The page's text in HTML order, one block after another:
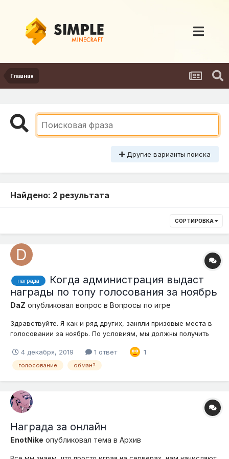
Главная
Другие варианты поиска
Найдено: 2 результата
СОРТИРОВКА
награда
Когда администрация выдаст
награды по топу голосования за ноябрь
DaZ опубликовал вопрос в Вопросы по игре
Здравствуйте. Я как и ряд других, заняли призовые места в
голосовании за ноябрь. По условиям, мы должны получить
посте выигрыша, почему-то игнорирует нас. Я понимаю, что
возможно, человек занят, но все же, когда я получу свои 40
4 декабря, 2019 1 ответ 1
голосование обман?
Награда за онлайн
EnotNike опубликовал тема в Архив